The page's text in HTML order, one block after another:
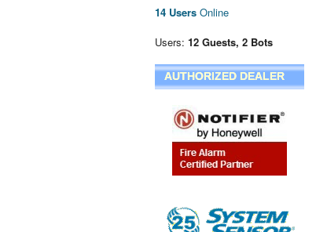
14 Users Online
Users: 12 Guests, 2 Bots
AUTHORIZED DEALER